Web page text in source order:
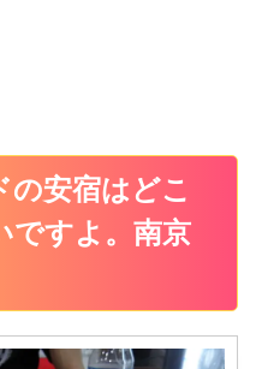
の安宿はどこ
ですよ。南京